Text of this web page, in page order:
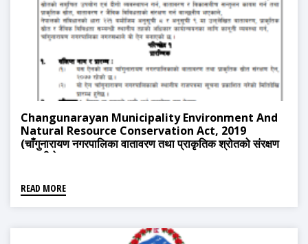
Changunarayan Municipality Environment And
Natural Resource Conservation Act, 2019
(चाँगुनारायण नगरपालिका वातावरण तथा प्राकृतिक श्रोतको संरक्षण
सम्बन्धी ऐन २०७७)
READ MORE